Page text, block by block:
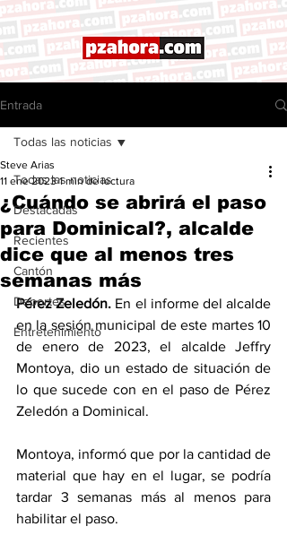
Entrada
Todas las noticias
Destacadas
Recientes
Cantón
Deportes
Entretenimiento
Todas las noticias
¿Cuándo se abrirá el paso
para Dominical?, alcalde
dice que al menos tres
semanas más
Steve Arias
11 ene 2023 1 min de lectura
Pérez Zeledón. En el informe del alcalde
en la sesión municipal de este martes 10
de enero de 2023, el alcalde Jeffry
Montoya, dio un estado de situación de
lo que sucede con en el paso de Pérez
Zeledón a Dominical.
Montoya, informó que por la cantidad de
material que hay en el lugar, se podría
tardar 3 semanas más al menos para
habilitar el paso.